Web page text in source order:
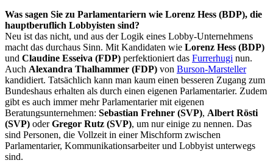
Was sagen Sie zu Parlamentariern wie Lorenz Hess (BDP), die
hauptberuflich Lobbyisten sind?
Neu ist das nicht, und aus der Logik eines Lobby-Unternehmens
macht das durchaus Sinn. Mit Kandidaten wie Lorenz Hess (BDP)
und Claudine Esseiva (FDP) perfektioniert das Furrerhugi nun.
Auch Alexandra Thalhammer (FDP) von Burson-Marsteller
kandidiert. Tatsächlich kann man kaum einen besseren Zugang zum
Bundeshaus erhalten als durch einen eigenen Parlamentarier. Zudem
gibt es auch immer mehr Parlamentarier mit eigenen
Beratungsunternehmen: Sebastian Frehner (SVP), Albert Rösti
(SVP) oderGregor Rutz (SVP), um nur einige zu nennen. Das
sind Personen, die Vollzeit in einer Mischform zwischen
Parlamentarier, Kommunikationsarbeiter und Lobbyist unterwegs
sind.